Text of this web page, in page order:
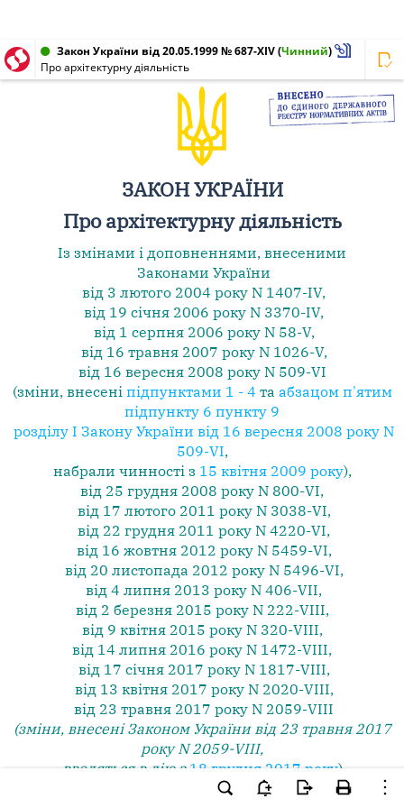
Закон України від 20.05.1999 № 687-XIV(Чинний)
Про архітектурну діяльність